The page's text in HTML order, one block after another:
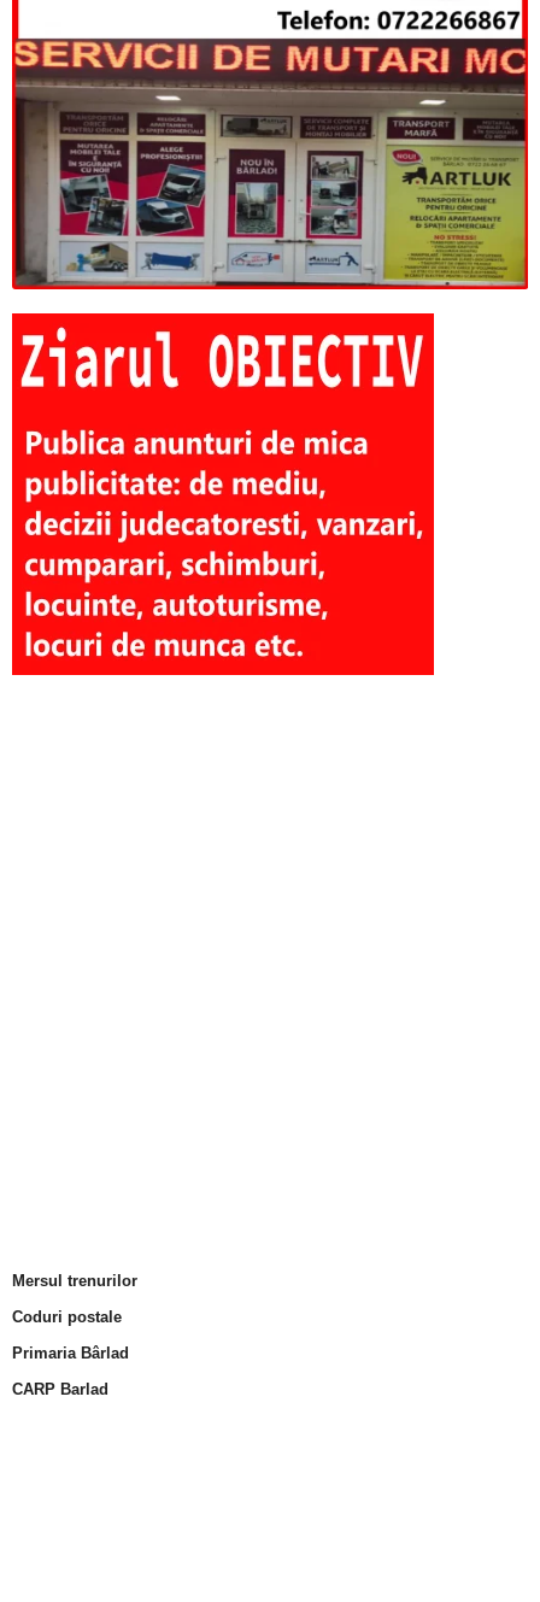
Mersul trenurilor
Coduri postale
Primaria Bârlad
CARP Barlad